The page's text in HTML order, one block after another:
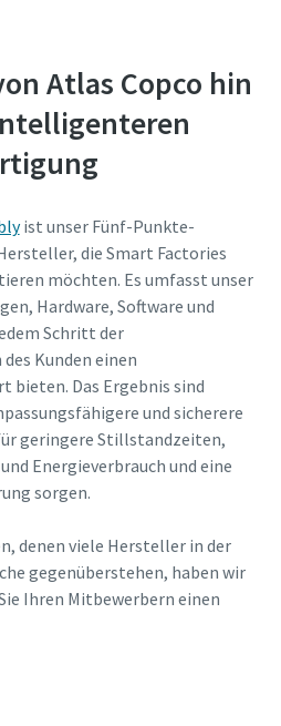
Atlas Copco hin
ist unser Fünf-Punkte-
die Smart Factories
möchten. Es umfasst unser
Hardware, Software und
Schritt der
Kunden einen
bieten. Das Ergebnis sind
und sicherere
geringere Stillstandzeiten,
Energieverbrauch und eine
sorgen.
denen viele Hersteller in der
gegenüberstehen, haben wir
Ihren Mitbewerbern einen